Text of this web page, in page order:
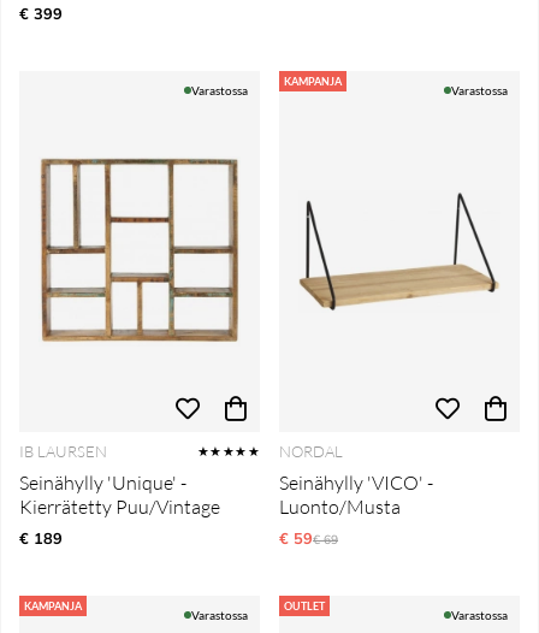
€ 399
Varastossa
IB LAURSEN ★★★★★
Seinähylly 'Unique' -
Kierrätetty Puu/Vintage
€ 189
KAMPANJA
Varastossa
NORDAL
Seinähylly 'VICO' -
Luonto/Musta
€ 59Normaali hinta
€ 69
KAMPANJA
Varastossa
OUTLET
Varastossa